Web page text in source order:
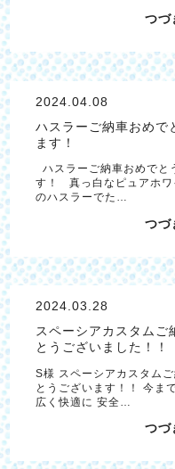
つづ
2024.04.08
ハスラーご納車おめで
ます！
ハスラーご納車おめでと
す！ 真っ白なピュアホワ
のハスラーでた…
つづ
2024.03.28
スペーシアカスタムご
とうございました！！
S様 スペーシアカスタム
とうございます！！ 今ま
広く快適に 安全…
つづ